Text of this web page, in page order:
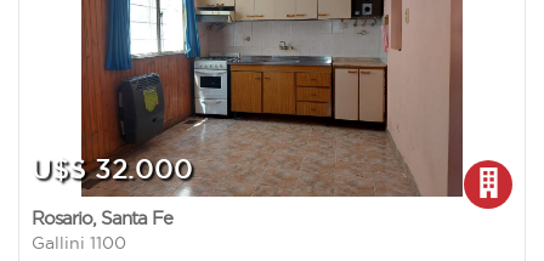
U$S 32.000
Rosario, Santa Fe
Gallini 1100